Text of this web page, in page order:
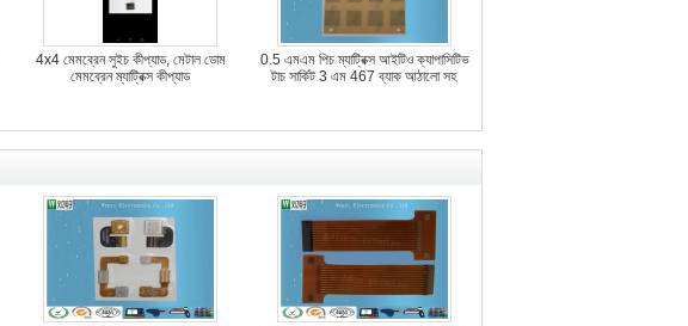
4x4 মেমব্রেন সুইচ কীপ্যাড, মেটাল ডোম
মেমব্রেন ম্যাট্রিক্স কীপ্যাড
0.5 এমএম পিচ ম্যাট্রিক্স আইটিও ক্যাপাসিটিভ
টাচ সার্কিট 3 এম 467 ব্যাক আঠালো সহ